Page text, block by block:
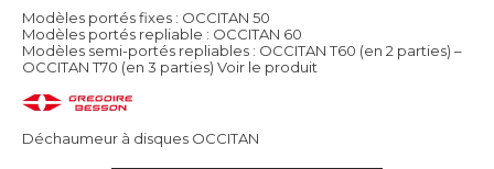
Modèles portés fixes : OCCITAN 50
Modèles portés repliable : OCCITAN 60
Modèles semi-portés repliables : OCCITAN T60 (en 2 parties) –
OCCITAN T70 (en 3 parties) Voir le produit
Déchaumeur à disques OCCITAN